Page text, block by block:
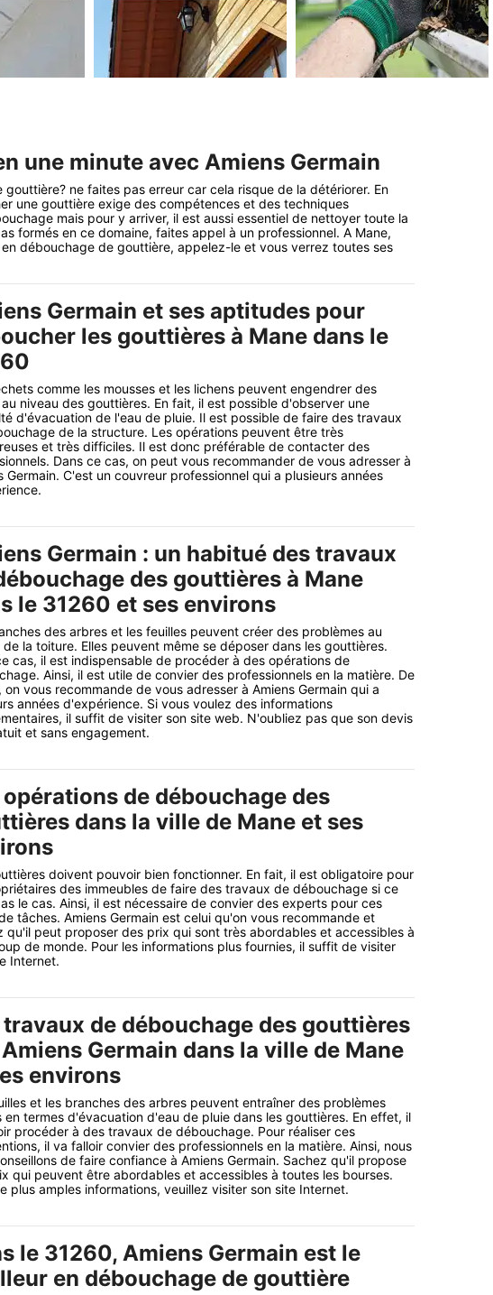
une minute avec Amiens Germain
ne faites pas erreur car cela risque de la détériorer. En
une gouttière exige des compétences et des techniques
mais pour y arriver, il est aussi essentiel de nettoyer toute la
formés en ce domaine, faites appel à un professionnel. A Mane,
débouchage de gouttière, appelez-le et vous verrez toutes ses
Germain et ses aptitudes pour
les gouttières à Mane dans le
comme les mousses et les lichens peuvent engendrer des
niveau des gouttières. En fait, il est possible d'observer une
d'évacuation de l'eau de pluie. Il est possible de faire des travaux
de la structure. Les opérations peuvent être très
et très difficiles. Il est donc préférable de contacter des
Dans ce cas, on peut vous recommander de vous adresser à
Germain. C'est un couvreur professionnel qui a plusieurs années
Germain : un habitué des travaux
des gouttières à Mane
le 31260 et ses environs
des arbres et les feuilles peuvent créer des problèmes au
de la toiture. Elles peuvent même se déposer dans les gouttières.
cas, il est indispensable de procéder à des opérations de
Ainsi, il est utile de convier des professionnels en la matière. De
on vous recommande de vous adresser à Amiens Germain qui a
années d'expérience. Si vous voulez des informations
il suffit de visiter son site web. N'oubliez pas que son devis
et sans engagement.
opérations de débouchage des
dans la ville de Mane et ses
doivent pouvoir bien fonctionner. En fait, il est obligatoire pour
des immeubles de faire des travaux de débouchage si ce
le cas. Ainsi, il est nécessaire de convier des experts pour ces
tâches. Amiens Germain est celui qu'on vous recommande et
qu'il peut proposer des prix qui sont très abordables et accessibles à
de monde. Pour les informations plus fournies, il suffit de visiter
Internet.
travaux de débouchage des gouttières
Germain dans la ville de Mane
environs
et les branches des arbres peuvent entraîner des problèmes
en termes d'évacuation d'eau de pluie dans les gouttières. En effet, il
procéder à des travaux de débouchage. Pour réaliser ces
il va falloir convier des professionnels en la matière. Ainsi, nous
de faire confiance à Amiens Germain. Sachez qu'il propose
qui peuvent être abordables et accessibles à toutes les bourses.
plus amples informations, veuillez visiter son site Internet.
le 31260, Amiens Germain est le
en débouchage de gouttière